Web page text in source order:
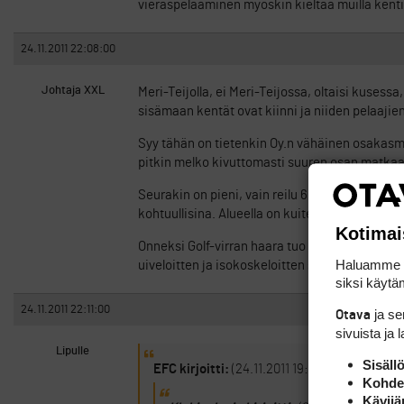
vieraspelaaminen myöskin kieltää muilla
24.11.2011 22:08:00
Johtaja XXL
Meri-Teijolla, ei Meri-Teijossa, oltaisi
sisämaan kentät ovat kiinni ja niiden
Syy tähän on tietenkin Oy.n vähäinen
pitkin melko kivuttomasti suuren osan
Seurakin on pieni, vain reilu 600 jäsentä.
kohtuullisina. Alueella on kuitenkin kilpailua.
Onneksi Golf-virran haara tuo leutoa ilmaa
uiveloitten ja isokoskeloitten saapumisen
24.11.2011 22:11:00
Lipulle
EFC kirjoitti: (24.11.2011 19:33:12)
Haluamme
siksi
Otava ja
sivuista ja